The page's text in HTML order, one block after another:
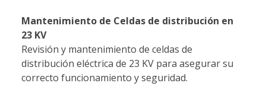
Mantenimiento de Celdas de distribución en
23 KV
Revisión y mantenimiento de celdas de
distribución eléctrica de 23 KV para asegurar su
correcto funcionamiento y seguridad.